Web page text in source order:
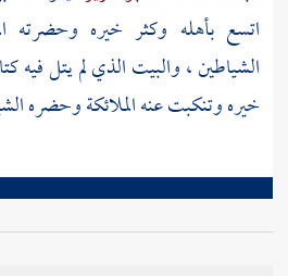
اتسع بأهله وكثر خيره وحضرته
الشياطين ، والبيت الذي لم يتل فيه
خيره وتنكبت عنه الملائكة وحضره